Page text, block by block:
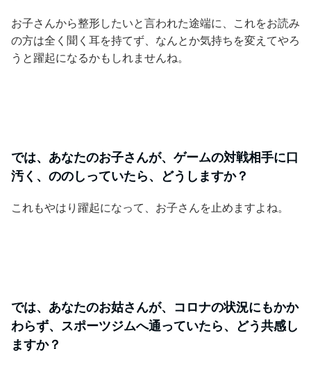
お子さんから整形したいと言われた途端に、これをお読み
の方は全く聞く耳を持てず、なんとか気持ちを変えてやろ
うと躍起になるかもしれませんね。
では、あなたのお子さんが、ゲームの対戦相手に口
汚く、ののしっていたら、どうしますか？
これもやはり躍起になって、お子さんを止めますよね。
では、あなたのお姑さんが、コロナの状況にもかか
わらず、スポーツジムへ通っていたら、どう共感し
ますか？